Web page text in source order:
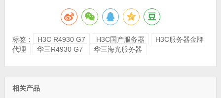
标签： H3C R4930 G7 H3C国产服务器
H3C服务器金牌
代理
华三R4930 G7 华三海光服务器
相关产品